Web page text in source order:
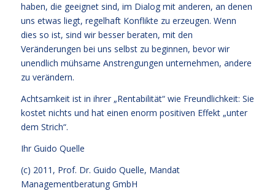
haben, die geeignet sind, im Dialog mit anderen, an denen
uns etwas liegt, regelhaft Konflikte zu erzeugen. Wenn
dies so ist, sind wir besser beraten, mit den
Veränderungen bei uns selbst zu beginnen, bevor wir
unendlich mühsame Anstrengungen unternehmen, andere
zu verändern.
Achtsamkeit ist in ihrer „Rentabilität“ wie Freundlichkeit: Sie
kostet nichts und hat einen enorm positiven Effekt „unter
dem Strich“.
Ihr Guido Quelle
(c) 2011, Prof. Dr. Guido Quelle, Mandat
Managementberatung GmbH